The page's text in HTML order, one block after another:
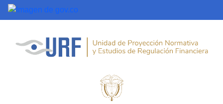
Saltar al contenido principal